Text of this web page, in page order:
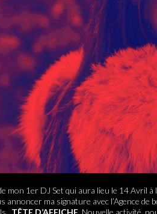
mon 1er DJ Set qui aura lieu le 14 Avril
annoncer ma signature avec l’Agence
, TÊTE D’AFFICHE. Nouvelle activité,